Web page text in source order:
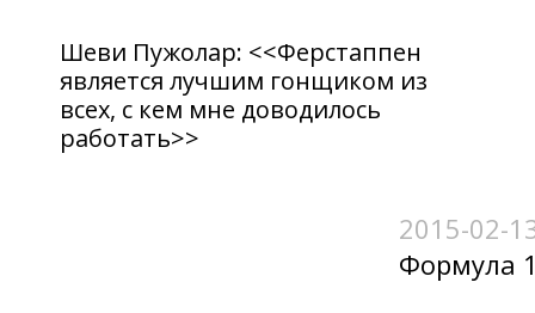
Шеви Пужолар: <<Ферстаппен
является лучшим гонщиком из
всех, с кем мне доводилось
работать>>
2015-02-
Формула